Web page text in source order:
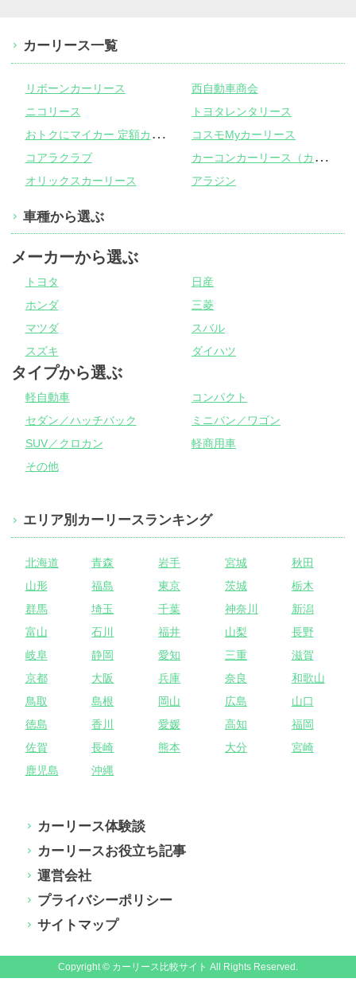
カーリース一覧
リボーンカーリース
西自動車商会
ニコリース
トヨタレンタリース
お
トクにマイカー 定額カルモくん
コスモMyカーリース
コアラクラブ
カ
ーコンカーリース（カーコンビニ倶楽部）
オリックスカーリース アラジン
車種から選ぶ
メーカーから選ぶ
トヨタ
日産
ホンダ
三菱
マツダ
スバル
スズキ
ダイハツ
タイプから選ぶ
軽自動車
コンパクト
セダン／ハッチバック
ミニバン／ワゴン
SUV／クロカン
軽商用車
その他
エリア別カーリースランキング
北海道 青森 岩手 宮城
秋田
山形
福島 東京 茨城
栃木
群馬
埼玉 千葉 神奈川
新潟
富山
石川 福井 山梨
長野
岐阜
静岡 愛知 三重
滋賀
京都
大阪 兵庫 奈良
和歌山
鳥取
島根 岡山 広島
山口
徳島
香川 愛媛 高知
福岡
佐賀
長崎 熊本 大分
宮崎
鹿児島
沖縄
カーリース体験談
カーリースお役立ち記事
運営会社
プライバシーポリシー
サイトマップ
Copyright © カーリース比較サイト All Rights Reserved.